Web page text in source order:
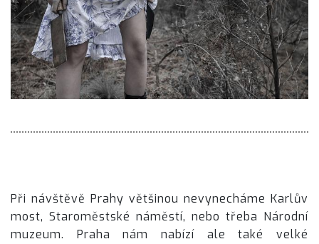
Při návštěvě Prahy většinou nevynecháme Karlův
most, Staroměstské náměstí, nebo třeba Národní
muzeum. Praha nám nabízí ale také velké